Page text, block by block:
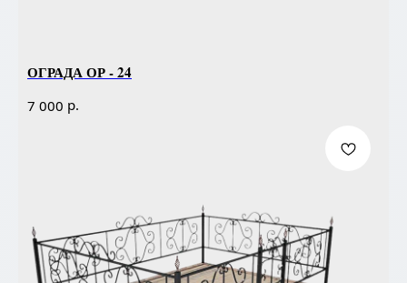
ОГРАДА ОР - 24
7 000 р.